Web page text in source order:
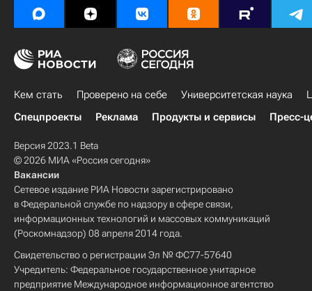
Кем стать Проверено на себе Университетская наука
Спецпроекты
Реклама Продукты и сервисы Пресс-
Версия 2023.1 Beta
© 2026 МИА «Россия сегодня»
Вакансии
Сетевое издание РИА Новости зарегистрировано
в Федеральной службе по надзору в сфере связи,
информационных технологий и массовых коммуникаций
(Роскомнадзор) 08 апреля 2014 года.
Свидетельство о регистрации Эл № ФС77-57640
Учредитель: Федеральное государственное унитарное
предприятие Международное информационное агентство